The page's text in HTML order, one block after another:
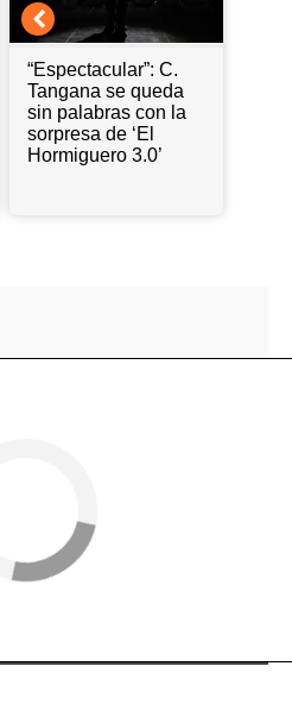
“Espectacular”: C.
Tangana se queda
sin palabras con la
sorpresa de ‘El
Hormiguero 3.0’